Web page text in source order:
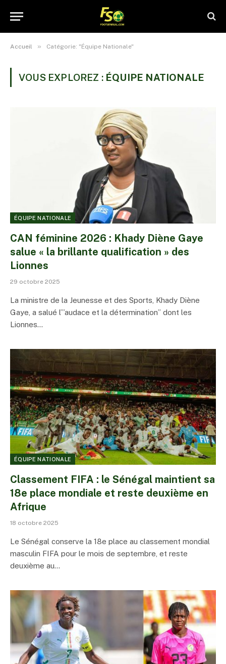
Accueil » Catégorie: "Équipe Nationale"
VOUS EXPLOREZ : ÉQUIPE NATIONALE
ÉQUIPE NATIONALE
CAN féminine 2026 : Khady Diène Gaye
salue « la brillante qualification » des
Lionnes
29 octobre 2025
La ministre de la Jeunesse et des Sports, Khady Diène
Gaye, a salué l’”audace et la détermination” dont les
Lionnes…
ÉQUIPE NATIONALE
Classement FIFA : le Sénégal maintient sa
18e place mondiale et reste deuxième en
Afrique
18 octobre 2025
Le Sénégal conserve la 18e place au classement mondial
masculin FIFA pour le mois de septembre, et reste
deuxième au…